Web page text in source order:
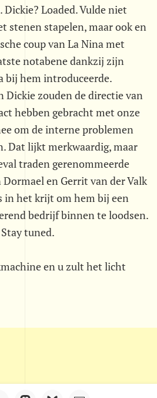
Loaded. Vulde niet
stenen stapelen, maar ook en
coup van La Nina met
notabene dankzij zijn
bij hem introduceerde.
Dickie zouden de directie van
hebben gebracht met onze
om de interne problemen
Dat lijkt merkwaardig, maar
traden gerenommeerde
Dormael en Gerrit van der Valk
in het krijt om hem bij een
bedrijf binnen te loodsen.
tuned.
en u zult het licht